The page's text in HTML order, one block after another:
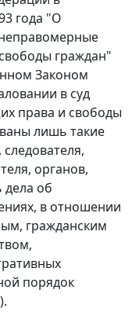
года "О
граждан"
Законом
в суд
права и свободы
лишь такие
органов,
дела об
в отношении
, гражданским
,
порядок
).